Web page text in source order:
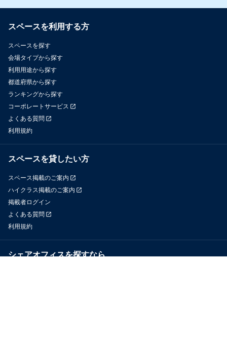
スペースを利用する方
スペースを探す
会場タイプから探す
利用用途から探す
都道府県から探す
ランキングから探す
コーポレートサービス
よくある質問
利用規約
スペースを貸したい方
スペース掲載のご案内
ハイクラス掲載のご案内
掲載者ログイン
よくある質問
利用規約
シェアオフィスを探すなら